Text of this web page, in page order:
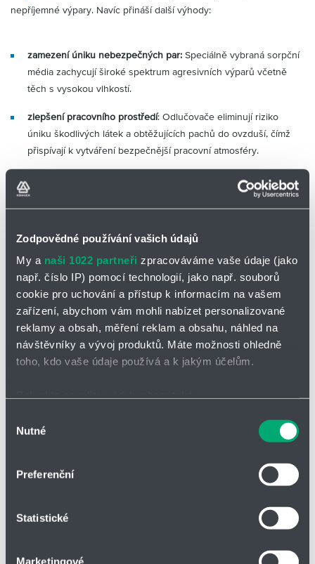
Zodpovědné používání vašich údajů
My a naši 1022 partneři zpracováváme vaše údaje (jako
např. číslo IP) pomocí technologií, jako např. souborů
cookie pro uchování a přístup k informacím na vašem
zařízení, abychom vám mohli nabízet personalizované
reklamy a obsah, měření reklam a obsahu, náhled na
návštěvníky a vývoj produktů. Máte možnosti ohledně
toho, kdo vaše údaje používá a k jakým účelům.
které mohou být přesné na několik metrů
skenování pro konkrétní charakteristiky (otisk prstu)
Zjistěte více o tom, jak zpracováváme vaše osobní
Svůj souhlas můžete kdykoliv změnit nebo odvolat v
souhlasu
Nutné
Preferenční
Statistické
Marketingové
nepříjemné výpary. Navíc přináší další výhody:
zamezení úniku nebezpečných par: Speciálně vybraná sorpční
média zachycují široké spektrum agresivních výparů včetně
těch s vysokou vlhkostí.
zlepšení pracovního prostředí: Odlučovače eliminují riziko
úniku škodlivých látek a obtěžujících pachů do ovzduší, čímž
přispívají k vytváření bezpečnější pracovní atmosféry.
Vysoká kapacita sorbentu zaručuje
dlouhodobý provoz bez nutnosti časté výměny.
jednoduché obsluze šetří separátory vaše finanční prostředky.
flexibilní využití:
Odlučovače se snadno přizpůsobí různým
typům nádrží a procesním podmínkám, takže je můžete
pohodlně podle potřeby přemístit.
Neváhejte nás kontaktovat! Rádi vám poradíme, který odlučovač
kyselých par je pro vás nejvhodnější.